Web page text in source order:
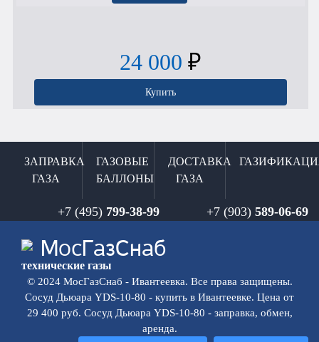
24 000 ₽
Купить
ЗАПРАВКА
ГАЗА
ГАЗОВЫЕ
БАЛЛОНЫ
ДОСТАВКА
ГАЗА
+7 (495) 799-38-99 +7 (903) 589-06-69
Мос ГазСнаб
технические газы
© 2024 МосГазСнаб - Ивантеевка. Все права защищены.
Сосуд Дьюара YDS-10-80 - купить в Ивантеевке. Цена от
29 400 руб. Сосуд Дьюара YDS-10-80 - заправка, обмен,
аренда.